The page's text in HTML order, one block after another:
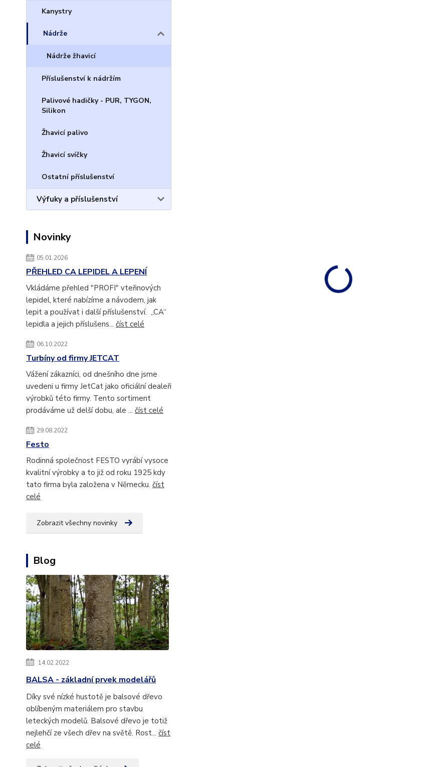
Kanystry
Nádrže
Nádrže žhavicí
Příslušenství k nádržím
Palivové hadičky - PUR, TYGON,
Silikon
Žhavicí palivo
Žhavicí svíčky
Ostatní příslušenství
Výfuky a příslušenství
Novinky
05.01.2026
PŘEHLED CA LEPIDEL A LEPENÍ
Vkládáme přehled "PROFI" vteřinových
lepidel, které nabízíme a návodem, jak
lepit a používat i další příslušenství. „CA“
lepidla a jejich příslušens... číst celé
06.10.2022
Turbíny od firmy JETCAT
Vážení zákazníci, od dnešního dne jsme
uvedeni u firmy JetCat jako oficiální dealeři
výrobků této firmy. Tento sortiment
prodáváme už delší dobu, ale ... číst celé
29.08.2022
Festo
Rodinná společnost FESTO vyrábí vysoce
kvalitní výrobky a to již od roku 1925 kdy
tato firma byla založena v Německu. číst
celé
Zobrazit všechny novinky
Blog
14.02.2022
BALSA - základní prvek modelářů
Díky své nízké hustotě je balsové dřevo
oblíbeným materiálem pro stavbu
leteckých modelů. Balsové dřevo je totiž
nejlehčí ze všech dřev na světě. Rost... číst
celé